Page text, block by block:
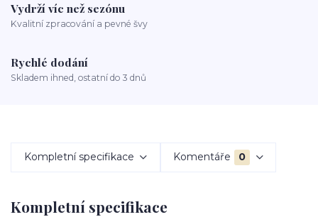
Vydrží víc než sezónu
Kvalitní zpracování a pevné švy
Rychlé dodání
Skladem ihned, ostatní do 3 dnů
Kompletní specifikace Komentáře 0
Kompletní specifikace